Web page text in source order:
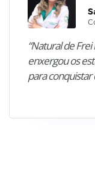
“Natural de Frei
enxergou os
para conquistar